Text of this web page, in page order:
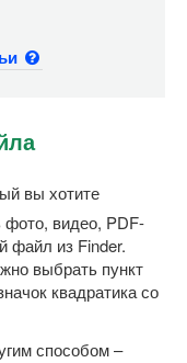
вы хотите
фото, видео, PDF-
файл из Finder.
выбрать пункт
квадратика со
способом –